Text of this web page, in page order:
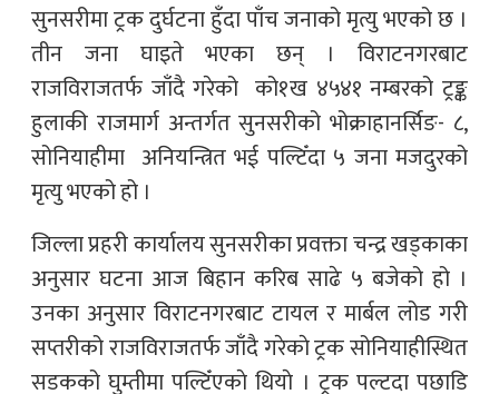
सुनसरीमा ट्रक दुर्घटना हुँदा पाँच जनाको मृत्यु भएको छ ।
तीन जना घाइते भएका छन् । विराटनगरबाट
राजविराजतर्फ जाँदै गरेको को१ख ४५४१ नम्बरको ट्रङ्क
हुलाकी राजमार्ग अन्तर्गत सुनसरीको भोक्राहानर्सिङ- ८,
सोनियाहीमा अनियन्त्रित भई पल्टिँदा ५ जना मजदुरको
मृत्यु भएको हो ।
जिल्ला प्रहरी कार्यालय सुनसरीका प्रवक्ता चन्द्र खड्काका
अनुसार घटना आज बिहान करिब साढे ५ बजेको हो ।
उनका अनुसार विराटनगरबाट टायल र मार्बल लोड गरी
सप्तरीको राजविराजतर्फ जाँदै गरेकाे ट्रक सोनियाहीस्थित
सडकको घुम्तीमा पल्टिँएकाे थियाे । ट्रक पल्टदा पछाडि